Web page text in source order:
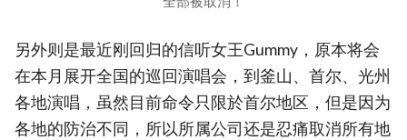
另外则是最近刚回归的信听女王Gummy，原本将会
在本月展开全国的巡回演唱会，到釜山、首尔、光州
各地演唱，虽然目前命令只限於首尔地区，但是因为
各地的防治不同，所以所属公司还是忍痛取消所有地